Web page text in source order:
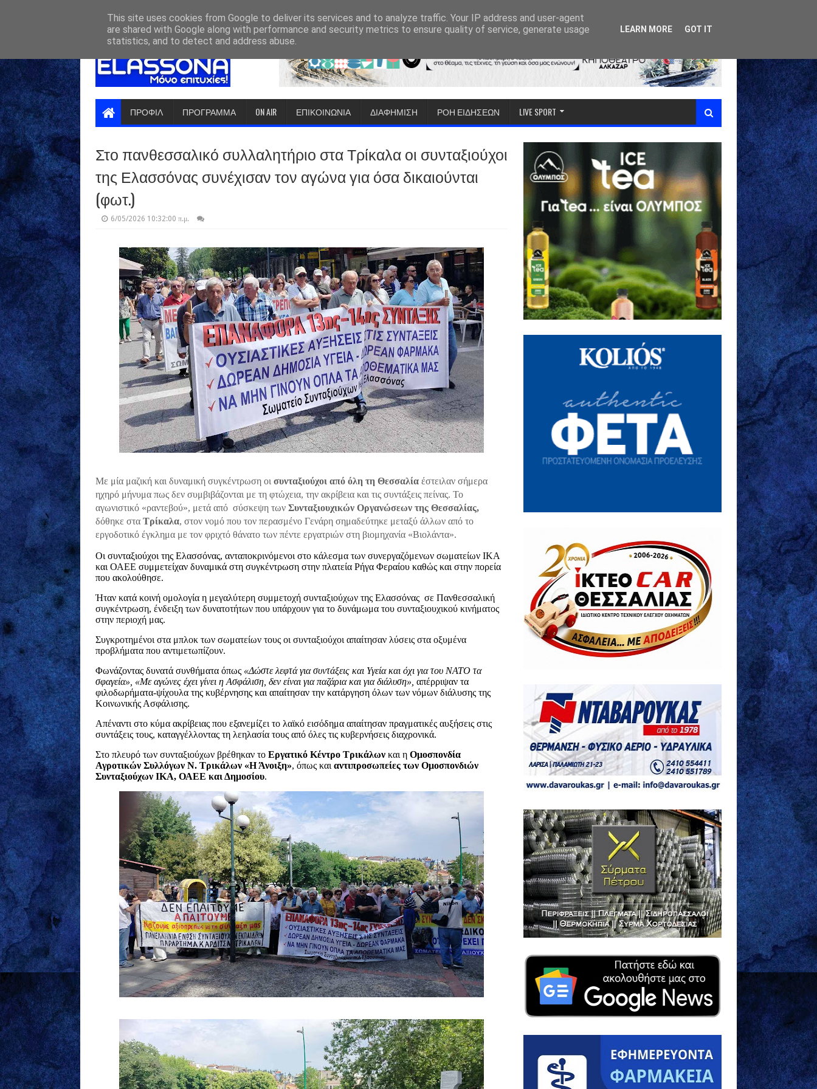
ΠΡΟΦΙΛ ΠΡΟΓΡΑΜΜΑ ON AIR ΕΠΙΚΟΙΝΩΝΙΑ ΔΙΑΦΗΜΙΣΗ ΡΟΗ ΕΙΔΗΣΕΩΝ LIVE SPORT
Στο πανθεσσαλικό συλλαλητήριο στα Τρίκαλα οι συνταξιούχοι
της Ελασσόνας συνέχισαν τον αγώνα για όσα δικαιούνται
(φωτ.)
6/05/2026 10:32:00 π.μ.
Με μία μαζική και δυναμική συγκέντρωση οι συνταξιούχοι από όλη τη Θεσσαλία έστειλαν σήμερα
ηχηρό μήνυμα πως δεν συμβιβάζονται με τη φτώχεια, την ακρίβεια και τις συντάξεις πείνας. Το
αγωνιστικό «ραντεβού», μετά από σύσκεψη των Συνταξιουχικών Οργανώσεων της Θεσσαλίας,
δόθηκε στα Τρίκαλα, στον νομό που τον περασμένο Γενάρη σημαδεύτηκε μεταξύ άλλων από το
εργοδοτικό έγκλημα με τον φριχτό θάνατο των πέντε εργατριών στη βιομηχανία «Βιολάντα».
Οι συνταξιούχοι της Ελασσόνας, ανταποκρινόμενοι στο κάλεσμα των συνεργαζόμενων σωματείων ΙΚΑ
και ΟΑΕΕ συμμετείχαν δυναμικά στη συγκέντρωση στην πλατεία Ρήγα Φεραίου καθώς και στην πορεία
που ακολούθησε.
Ήταν κατά κοινή ομολογία η μεγαλύτερη συμμετοχή συνταξιούχων της Ελασσόνας σε Πανθεσσαλική
συγκέντρωση, ένδειξη των δυνατοτήτων που υπάρχουν για το δυνάμωμα του συνταξιουχικού κινήματος
στην περιοχή μας.
Συγκροτημένοι στα μπλοκ των σωματείων τους οι συνταξιούχοι απαίτησαν λύσεις στα οξυμένα
προβλήματα που αντιμετωπίζουν.
Φωνάζοντας δυνατά συνθήματα όπως «Δώστε λεφτά για συντάξεις και Υγεία και όχι για του ΝΑΤΟ τα
σφαγεία», «Με αγώνες έχει γίνει η Ασφάλιση, δεν είναι για παζάρια και για διάλυση», απέρριψαν τα
φιλοδωρήματα-ψίχουλα της κυβέρνησης και απαίτησαν την κατάργηση όλων των νόμων διάλυσης της
Κοινωνικής Ασφάλισης.
Απέναντι στο κύμα ακρίβειας που εξανεμίζει το λαϊκό εισόδημα απαίτησαν πραγματικές αυξήσεις στις
συντάξεις τους, καταγγέλλοντας τη λεηλασία τους από όλες τις κυβερνήσεις διαχρονικά.
Στο πλευρό των συνταξιούχων βρέθηκαν το Εργατικό Κέντρο Τρικάλων και η Ομοσπονδία
Αγροτικών Συλλόγων Ν. Τρικάλων «Η Άνοιξη», όπως και αντιπροσωπείες των Ομοσπονδιών
Συνταξιούχων ΙΚΑ, ΟΑΕΕ και Δημοσίου.
This site uses cookies from Google to deliver its services and to analyze traffic. Your IP address and user-agent
are shared with Google along with performance and security metrics to ensure quality of service, generate usage
statistics, and to detect and address abuse.
LEARN MORE GOT IT